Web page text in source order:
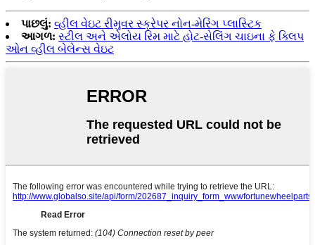
પાછલું: વ્હીલ વેઇટ રીમુવર સ્ક્રેપર નોન-મેરિંગ પ્લાસ્ટિક
આગળ: સ્ટીલ અને એલોય રિમ માટે હોટ-સેલિંગ ચાઇના ફે ક્લિપ
ઓન વ્હીલ બેલેન્સ વેઇટ